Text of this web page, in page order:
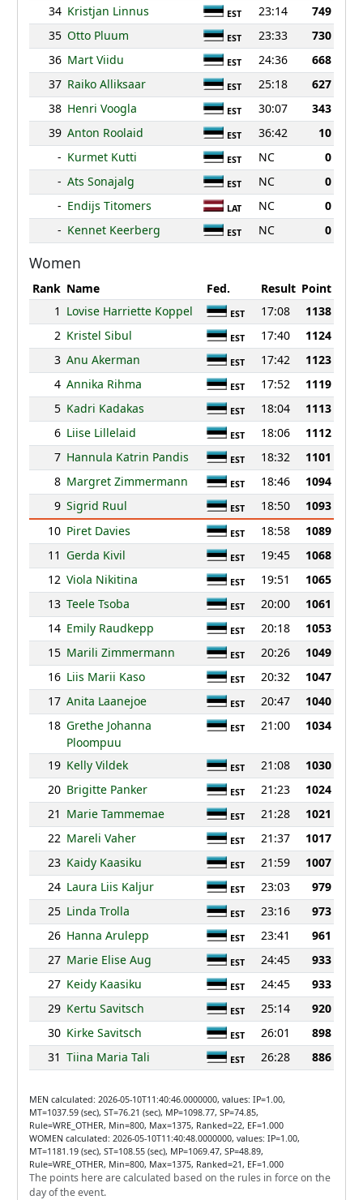
34 Kristjan Linnus EST 23:14
749
35 Otto Pluum EST 23:33
730
36 Mart Viidu EST 24:36
668
37 Raiko Alliksaar EST 25:18
627
38 Henri Voogla EST 30:07
343
39 Anton Roolaid EST 36:42
10
- Kurmet Kutti EST NC
0
- Ats Sonajalg EST NC
0
- Endijs Titomers LAT NC
0
- Kennet Keerberg EST NC 0
Women
Rank Name Fed. Result Point
1 Lovise Harriette Koppel EST 17:08
1138
2 Kristel Sibul EST 17:40
1124
3 Anu Akerman EST 17:42
1123
4 Annika Rihma EST 17:52
1119
5 Kadri Kadakas EST 18:04
1113
6 Liise Lillelaid EST 18:06
1112
7 Hannula Katrin Pandis EST 18:32
1101
8 Margret Zimmermann EST 18:46
1094
9 Sigrid Ruul EST 18:50
1093
10 Piret Davies EST 18:58
1089
11 Gerda Kivil EST 19:45
1068
12 Viola Nikitina EST 19:51
1065
13 Teele Tsoba EST 20:00
1061
14 Emily Raudkepp EST 20:18
1053
15 Marili Zimmermann EST 20:26
1049
16 Liis Marii Kaso EST 20:32
1047
17 Anita Laanejoe EST 20:47
1040
18 Grethe Johanna
Ploompuu
EST 21:00 1034
19 Kelly Vildek EST 21:08
1030
20 Brigitte Panker EST 21:23
1024
21 Marie Tammemae EST 21:28
1021
22 Mareli Vaher EST 21:37
1017
23 Kaidy Kaasiku EST 21:59
1007
24 Laura Liis Kaljur EST 23:03
979
25 Linda Trolla EST 23:16
973
26 Hanna Arulepp EST 23:41
961
27 Marie Elise Aug EST 24:45
933
27 Keidy Kaasiku EST 24:45
933
29 Kertu Savitsch EST 25:14
920
30 Kirke Savitsch EST 26:01
898
31 Tiina Maria Tali EST 26:28 886
MEN calculated: 2026-05-10T11:40:46.0000000, values: IP=1.00,
MT=1037.59 (sec), ST=76.21 (sec), MP=1098.77, SP=74.85,
Rule=WRE_OTHER, Min=800, Max=1375, Ranked=22, EF=1.000
WOMEN calculated: 2026-05-10T11:40:48.0000000, values: IP=1.00,
MT=1181.19 (sec), ST=108.55 (sec), MP=1069.47, SP=48.89,
Rule=WRE_OTHER, Min=800, Max=1375, Ranked=21, EF=1.000
The points here are calculated based on the rules in force on the
day of the event.